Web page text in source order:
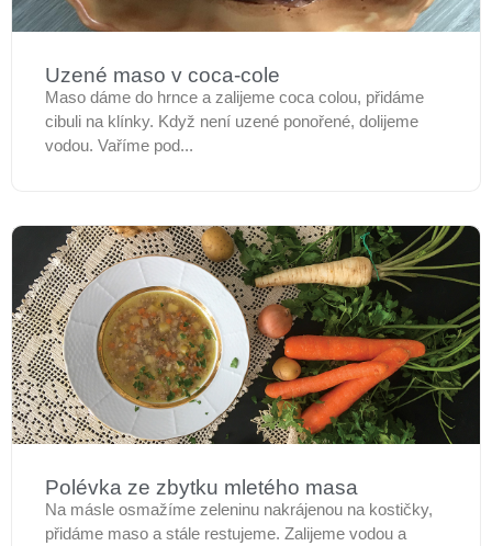
Uzené maso v coca-cole
Maso dáme do hrnce a zalijeme coca colou, přidáme
cibuli na klínky. Když není uzené ponořené, dolijeme
vodou. Vaříme pod...
Polévka ze zbytku mletého masa
Na másle osmažíme zeleninu nakrájenou na kostičky,
přidáme maso a stále restujeme. Zalijeme vodou a